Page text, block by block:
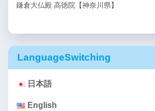
鎌倉大仏殿 高徳院【神奈川県】
LanguageSwitching
日本語
English